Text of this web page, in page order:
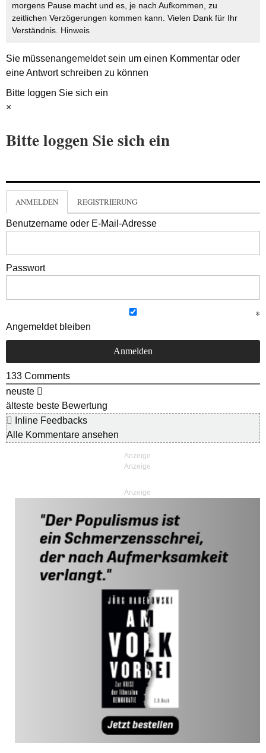
morgens Pause macht und es, je nach Aufkommen, zu
zeitlichen Verzögerungen kommen kann. Vielen Dank für Ihr
Verständnis. Hinweis
Sie müssenangemeldetsein um einen Kommentar oder
eine Antwort schreiben zu können
Bitte loggen Sie sich ein
×
Bitte loggen Sie sich ein
ANMELDEN REGISTRIERUNG
Benutzername oder E-Mail-Adresse
Passwort
Angemeldet bleiben
133 Comments
neuste
älteste beste Bewertung
Inline Feedbacks
Alle Kommentare ansehen
Anzeige